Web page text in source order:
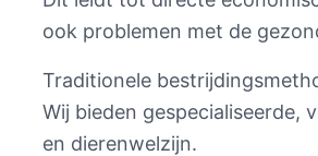
ook problemen met de
Traditionele
Wij bieden
en dierenwelzijn.